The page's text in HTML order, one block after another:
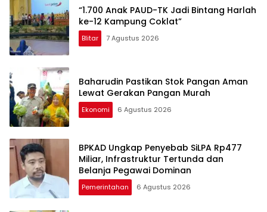
“1.700 Anak PAUD-TK Jadi Bintang Harlah
ke-12 Kampung Coklat”
Blitar 7 Agustus 2026
Baharudin Pastikan Stok Pangan Aman
Lewat Gerakan Pangan Murah
Ekonomi 6 Agustus 2026
BPKAD Ungkap Penyebab SiLPA Rp477
Miliar, Infrastruktur Tertunda dan
Belanja Pegawai Dominan
Pemerintahan 6 Agustus 2026